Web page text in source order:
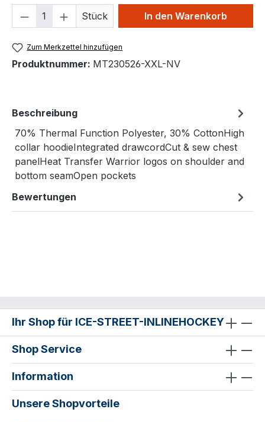
Produkt Anzahl: Gib den
Stück In den Warenkorb
Zum Merkzettel hinzufügen
Produktnummer: MT230526-XXL-NV
Beschreibung
70% Thermal Function Polyester, 30% CottonHigh
collar hoodieIntegrated drawcordCut & sew chest
panelHeat Transfer Warrior logos on shoulder and
bottom seamOpen pockets
Bewertungen
Ihr Shop für ICE-STREET-INLINEHOCKEY
Shop Service
Information
Unsere Shopvorteile